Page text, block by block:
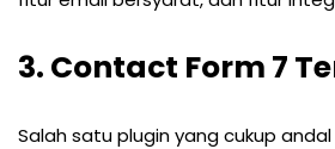
3. Contact Form 7
Salah satu plugin yang cukup